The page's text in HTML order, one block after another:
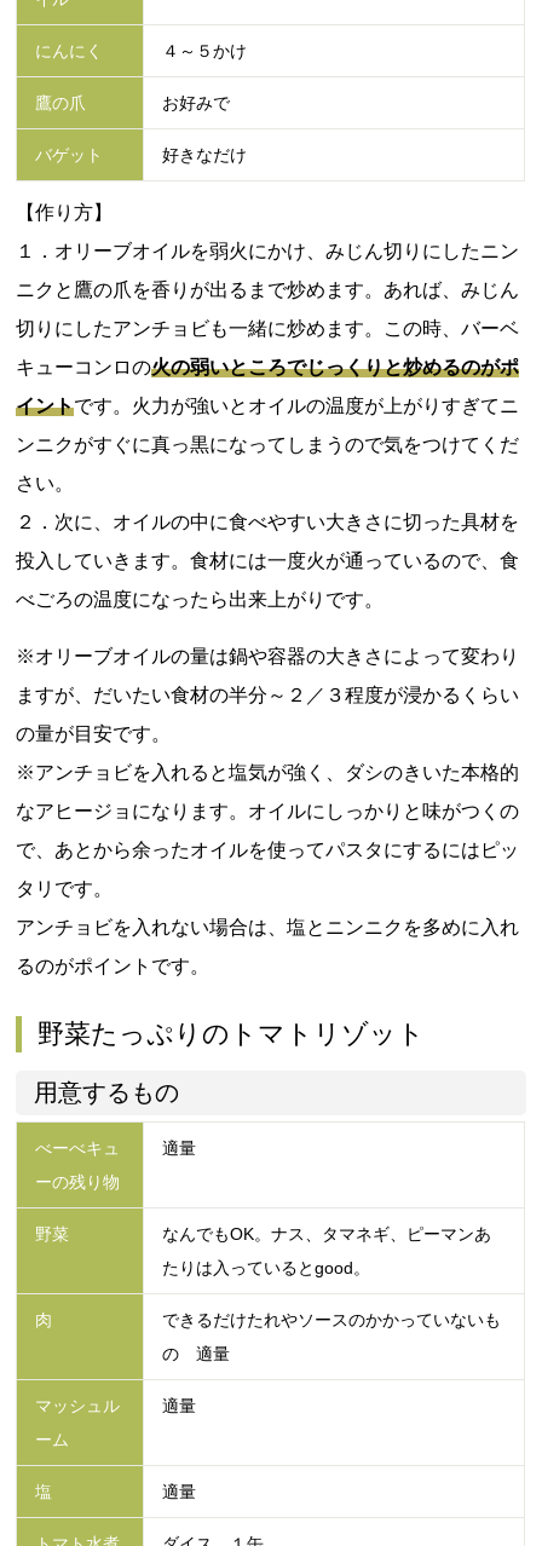
にんにく ４～５かけ
鷹の爪 お好みで
バゲット 好きなだけ
【作り方】
１．オリーブオイルを弱火にかけ、みじん切りにしたニン
ニクと鷹の爪を香りが出るまで炒めます。あれば、みじん
切りにしたアンチョビも一緒に炒めます。この時、バーベ
キューコンロの火の弱いところでじっくりと炒めるのがポ
イントです。火力が強いとオイルの温度が上がりすぎてニ
ンニクがすぐに真っ黒になってしまうので気をつけてくだ
さい。
２．次に、オイルの中に食べやすい大きさに切った具材を
投入していきます。食材には一度火が通っているので、食
べごろの温度になったら出来上がりです。
※オリーブオイルの量は鍋や容器の大きさによって変わり
ますが、だいたい食材の半分～２／３程度が浸かるくらい
の量が目安です。
※アンチョビを入れると塩気が強く、ダシのきいた本格的
なアヒージョになります。オイルにしっかりと味がつくの
で、あとから余ったオイルを使ってパスタにするにはピッ
タリです。
アンチョビを入れない場合は、塩とニンニクを多めに入れ
るのがポイントです。
野菜たっぷりのトマトリゾット
用意するもの
べーべキュ
ーの残り物
適量
野菜
なんでもOK。ナス、タマネギ、ピーマンあ
たりは入っているとgood。
肉
できるだけたれやソースのかかっていないも
の 適量
マッシュル
ーム
適量
塩 適量